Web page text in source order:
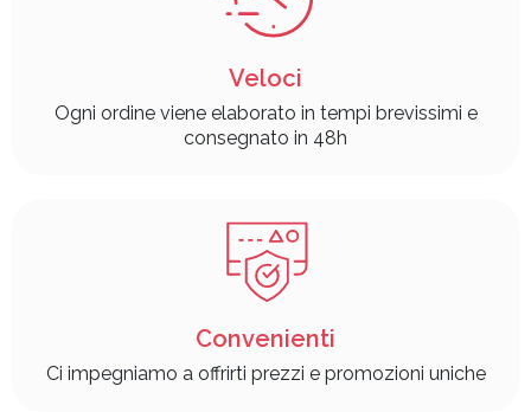
Veloci
Ogni ordine viene elaborato in tempi brevissimi e
consegnato in 48h
Convenienti
Ci impegniamo a offrirti prezzi e promozioni uniche